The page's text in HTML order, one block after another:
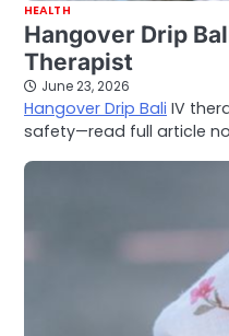
HEALTH
Hangover Drip
Therapist
June 23, 2026
Hangover Drip Bali IV
safety—read full article